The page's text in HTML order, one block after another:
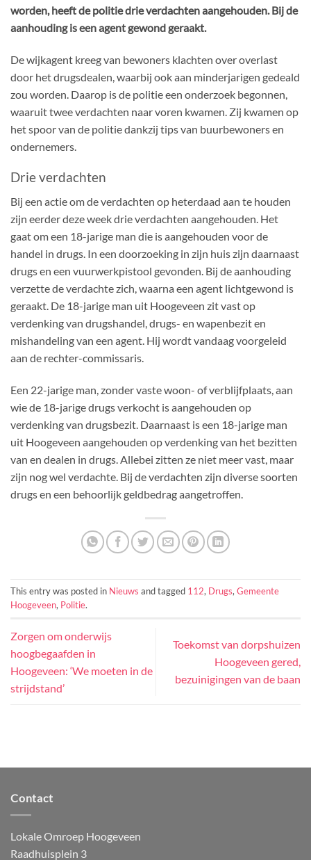
worden, heeft de politie drie verdachten aangehouden. Bij de
aanhouding is een agent gewond geraakt.
De wijkagent kreeg van bewoners klachten over overlast
door het drugsdealen, waarbij ook aan minderjarigen gedeald
zou worden. Daarop is de politie een onderzoek begonnen,
waaruit twee verdachten naar voren kwamen. Zij kwamen op
het spoor van de politie dankzij tips van buurbewoners en
ondernemers.
Drie verdachten
Bij een actie om de verdachten op heterdaad aan te houden
zijn eerder deze week drie verdachten aangehouden. Het
gaat om een 18-jarige man die is aangehouden voor de
handel in drugs. In een doorzoeking in zijn huis zijn daarnaast
drugs en een vuurwerkpistool gevonden. Bij de aanhouding
verzette de verdachte zich, waarna een agent lichtgewond is
geraakt. De 18-jarige man uit Hoogeveen zit vast op
verdenking van drugshandel, drugs- en wapenbezit en
mishandeling van een agent. Hij wordt vandaag voorgeleid
aan de rechter-commissaris.
Een 22-jarige man, zonder vaste woon- of verblijfplaats, aan
wie de 18-jarige drugs verkocht is aangehouden op
verdenking van drugsbezit. Daarnaast is een 18-jarige man
uit Hoogeveen aangehouden op verdenking van het bezitten
van en dealen in drugs. Allebei zitten ze niet meer vast, maar
zijn nog wel verdachte. Bij de verdachten zijn diverse soorten
drugs en een behoorlijk geldbedrag aangetroffen.
This entry was posted in Nieuws and tagged 112, Drugs, Gemeente
Hoogeveen, Politie.
Zorgen om onderwijs
hoogbegaafden in
Hoogeveen: ‘We moeten in de
strijdstand’
Toekomst van dorpshuizen
Hoogeveen gered,
bezuinigingen van de baan
Contact
Lokale Omroep Hoogeveen
Raadhuisplein 3